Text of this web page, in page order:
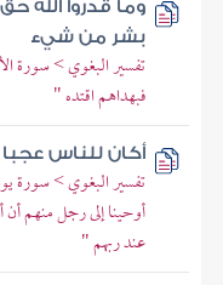
وما قدروا الله
بشر من شيء
تفسير البغوي > سورة
فبهداهم اقتده "
أكان للناس عجبا
تفسير البغوي > سورة
أوحينا إلى رجل منهم
عند ربهم "